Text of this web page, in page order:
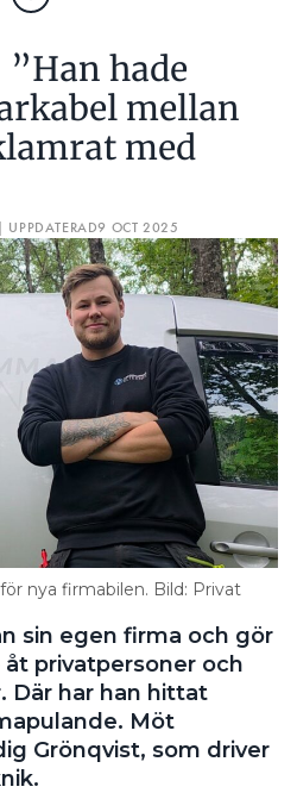
hade
mellan
med
| UPPDATERAD9 OCT 2025
nya firmabilen. Bild: Privat
sin egen firma och gör
privatpersoner och
Där har han hittat
Möt
Grönqvist, som driver